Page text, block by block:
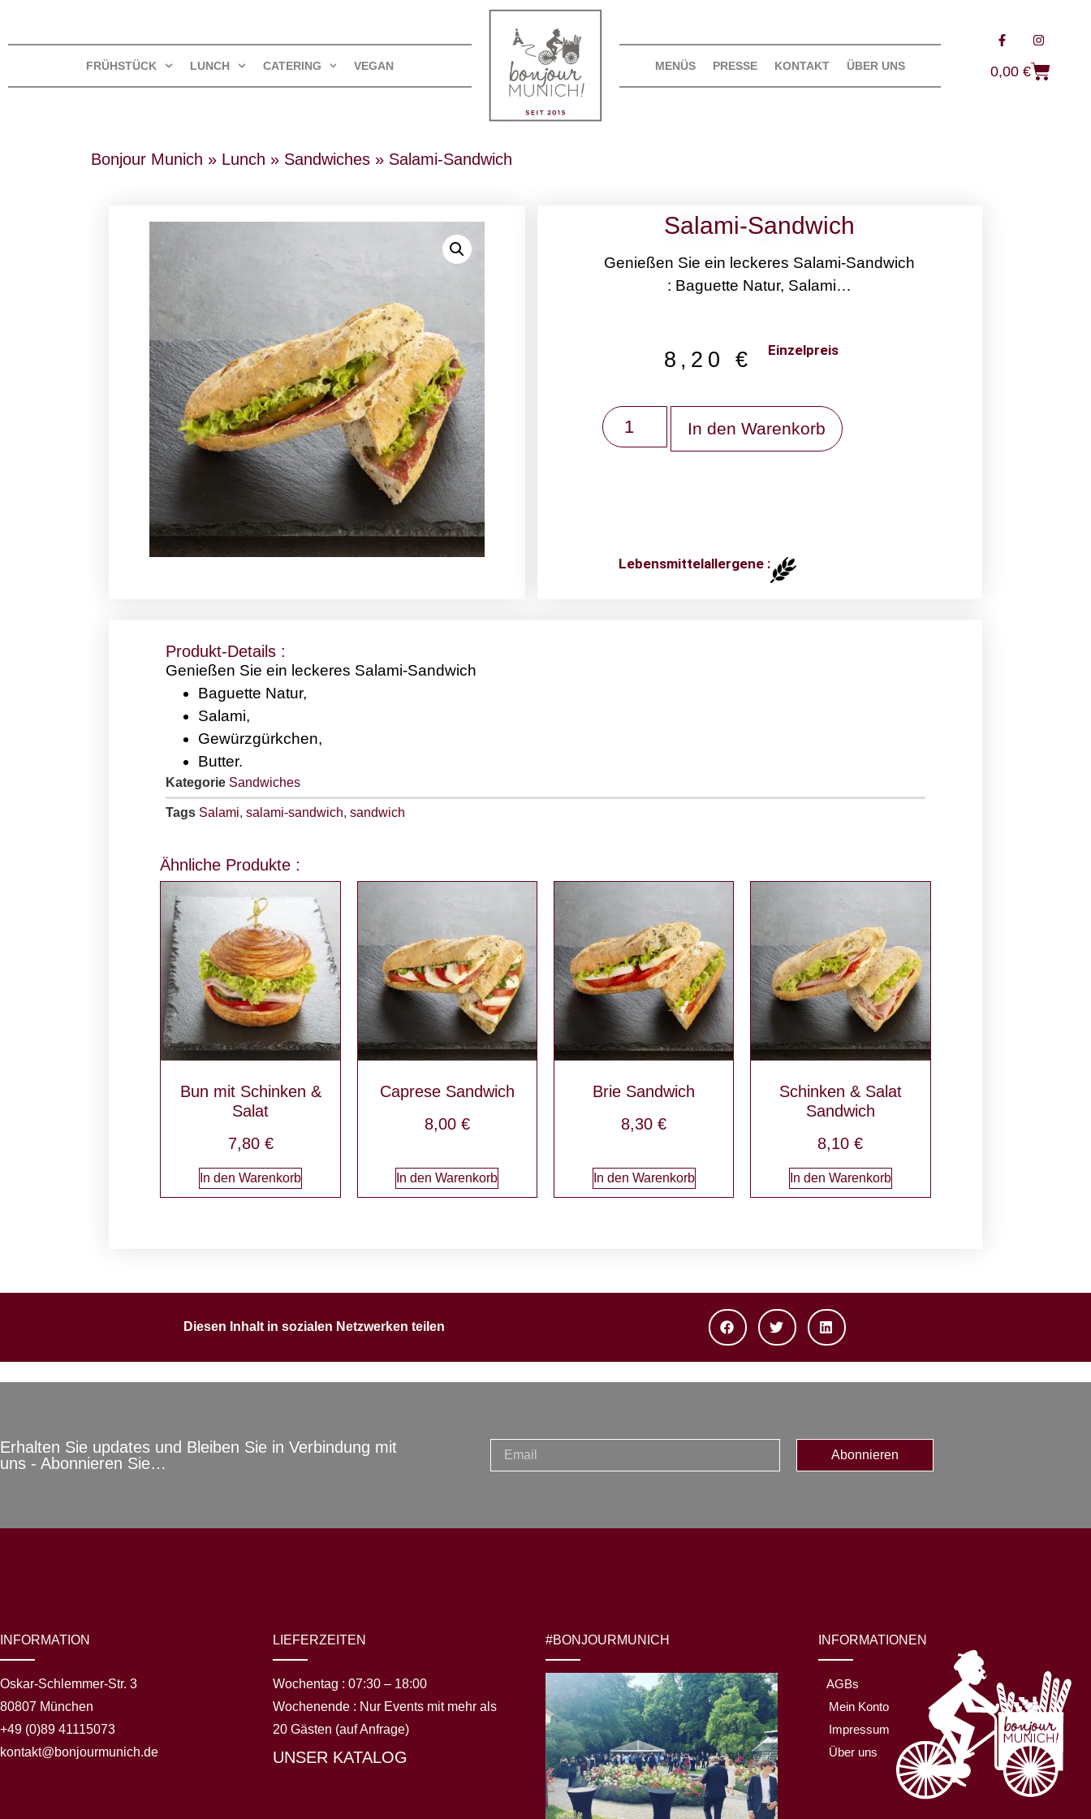
FRÜHSTÜCK LUNCH CATERING VEGAN MENÜS PRESSE KONTAKT ÜBER UNS 0,00 €
Bonjour Munich » Lunch » Sandwiches » Salami-Sandwich
Salami-Sandwich
Genießen Sie ein leckeres Salami-Sandwich
: Baguette Natur, Salami…
8,20 € Einzelpreis
In den Warenkorb
Lebensmittelallergene :
Produkt-Details :
Genießen Sie ein leckeres Salami-Sandwich
Baguette Natur,
Salami,
Gewürzgürkchen,
Butter.
Kategorie Sandwiches
Tags Salami,salami-sandwich,sandwich
Ähnliche Produkte :
Bun mit Schinken &
Salat
7,80 €
In den Warenkorb
Caprese Sandwich
8,00 €
In den Warenkorb
Brie Sandwich
8,30€
In den Warenkorb
Schinken & Salat
Sandwich
8,10€
In den Warenkorb
Diesen Inhalt in sozialen Netzwerken teilen
Erhalten Sie updates und Bleiben Sie in Verbindung mit
uns - Abonnieren Sie…
Abonnieren
INFORMATION
Oskar-Schlemmer-Str. 3
80807 München
+49 (0)89 41115073
kontakt@bonjourmunich.de
LIEFERZEITEN
Wochentag : 07:30 – 18:00
Wochenende : Nur Events mit mehr als
20 Gästen (auf Anfrage)
UNSER KATALOG
#BONJOURMUNICH INFORMATIONEN
AGBs
Mein Konto
Impressum
Über uns